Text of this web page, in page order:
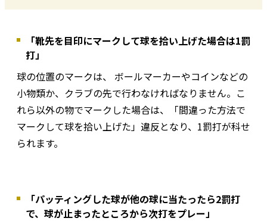
「靴先を目印にマークして球を拾い上げた場合は1罰
打」
球の位置のマークは、 ボールマーカーやコインなどの
小物類か、クラブの先で行わなければなりません。こ
れら以外の物でマークした場合は、「間違った方法で
マークして球を拾い上げた」違反となり、1罰打が科せ
られます。
「パッティングした球が他の球に当たったら2罰打
で、球が止まったところから次打をプレー」